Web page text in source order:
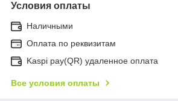
Условия оплаты
Наличными
Оплата по реквизитам
Kaspi pay(QR) удаленное оплата
Все условия оплаты